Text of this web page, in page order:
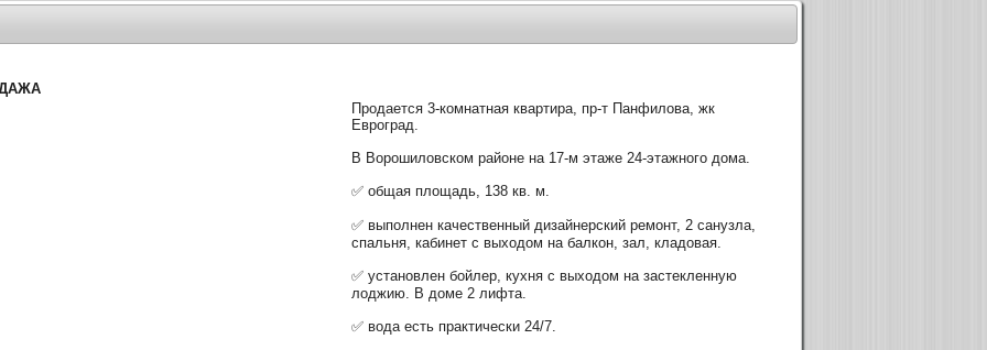
Продается 3-комнатная квартира, пр-т Панфилова, жк
Евроград.
В Ворошиловском районе на 17-м этаже 24-этажного дома.
✅ общая площадь, 138 кв. м.
✅ выполнен качественный дизайнерский ремонт, 2 санузла,
спальня, кабинет с выходом на балкон, зал, кладовая.
✅ установлен бойлер, кухня с выходом на застекленную
лоджию. В доме 2 лифта.
✅ вода есть практически 24/7.